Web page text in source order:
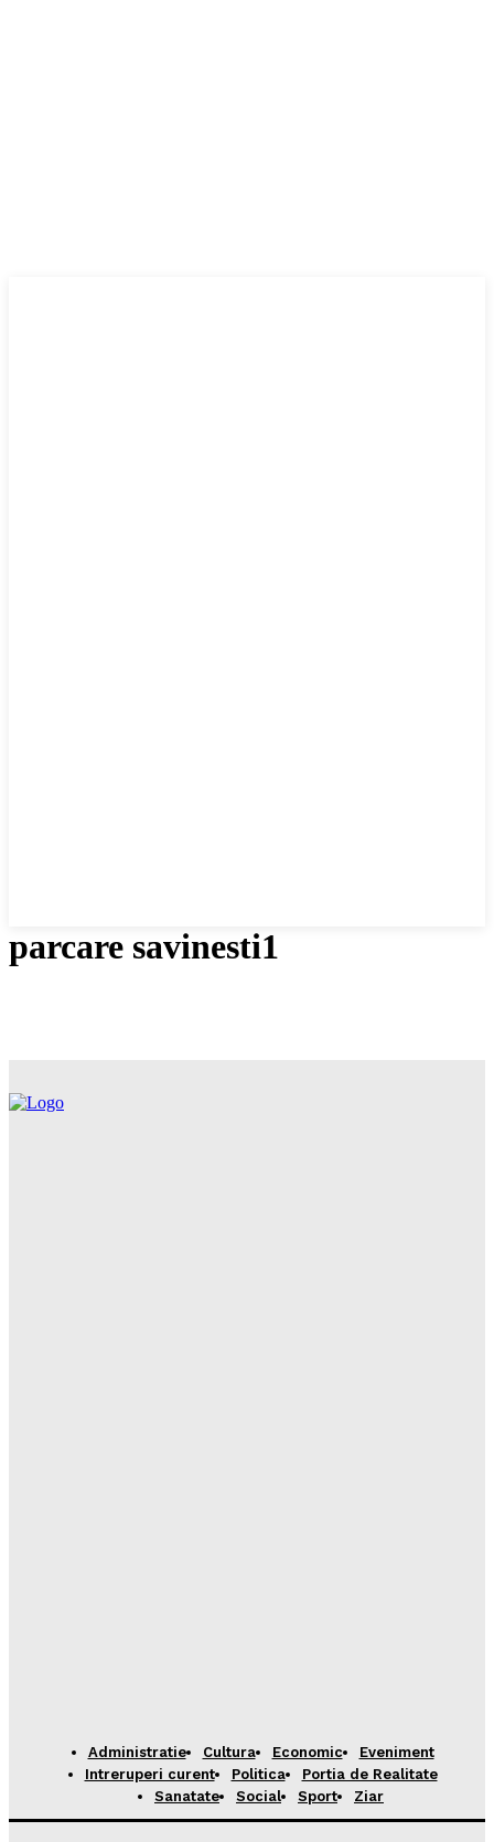
parcare savinesti1
Administratie Cultura Economic
Eveniment
Intreruperi curent
Politica
Portia de Realitate
Sanatate
Social Sport Ziar